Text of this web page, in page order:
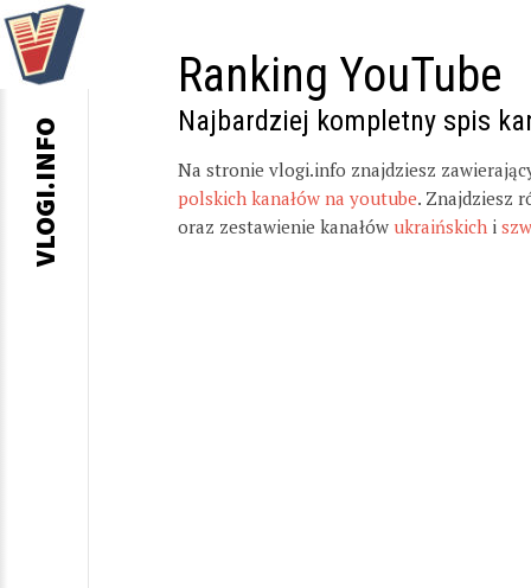
Ranking YouTube
Najbardziej kompletny spis
Na stronie vlogi.info znajdziesz
polskich kanałów na youtube. Znajdziesz
oraz zestawienie kanałów ukraińskich i
VLOGI.INFO